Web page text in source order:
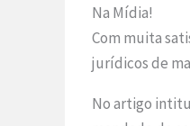
Na Mídia!
Com muita
jurídicos de
No artigo